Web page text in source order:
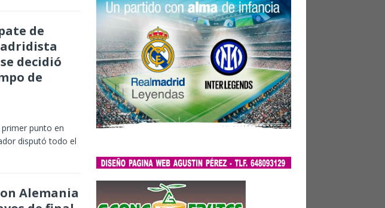
de
decidió
de
punto en
disputó todo el
Alemania